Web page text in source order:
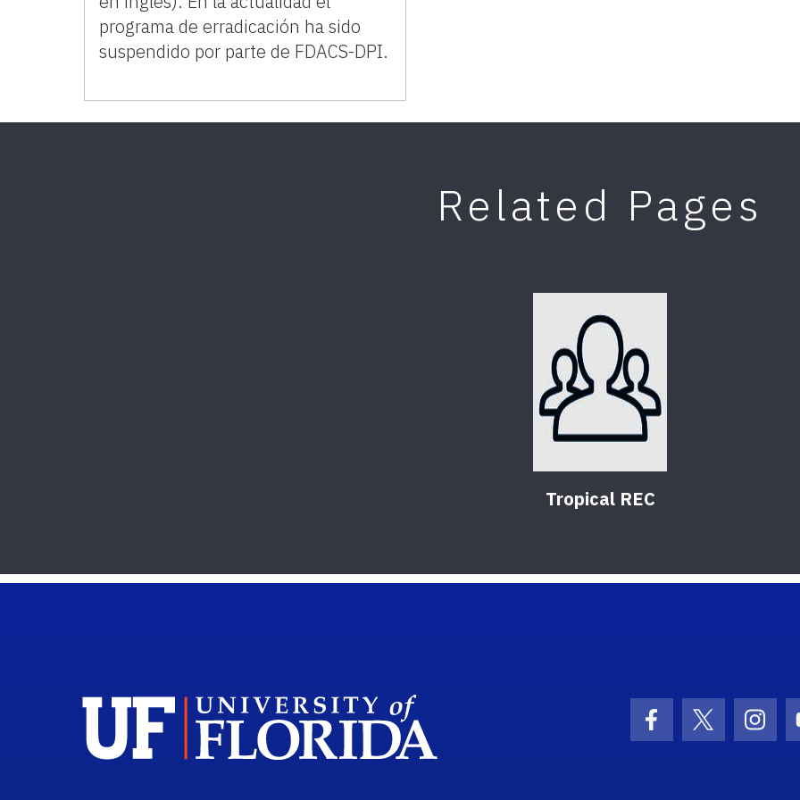
programa de erradicación ha sido
suspendido por parte de FDACS-DPI.
Related Pages
Tropical REC
Facebook Icon
Twitter